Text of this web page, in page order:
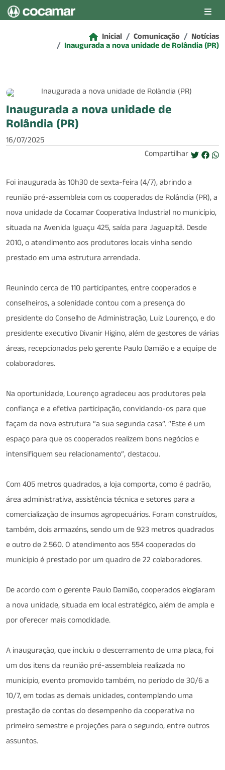
Inicial Comunicação Notícias
Inaugurada a nova unidade de Rolândia (PR)
Inaugurada a nova unidade de
Rolândia (PR)
16/07/2025
Compartilhar
Foi inaugurada às 10h30 de sexta-feira (4/7), abrindo a
reunião pré-assembleia com os cooperados de Rolândia (PR), a
nova unidade da Cocamar Cooperativa Industrial no município,
situada na Avenida Iguaçu 425, saída para Jaguapitã. Desde
2010, o atendimento aos produtores locais vinha sendo
prestado em uma estrutura arrendada.
Reunindo cerca de 110 participantes, entre cooperados e
conselheiros, a solenidade contou com a presença do
presidente do Conselho de Administração, Luiz Lourenço, e do
presidente executivo Divanir Higino, além de gestores de várias
áreas, recepcionados pelo gerente Paulo Damião e a equipe de
colaboradores.
Na oportunidade, Lourenço agradeceu aos produtores pela
confiança e a efetiva participação, convidando-os para que
façam da nova estrutura “a sua segunda casa”. “Este é um
espaço para que os cooperados realizem bons negócios e
intensifiquem seu relacionamento”, destacou.
Com 405 metros quadrados, a loja comporta, como é padrão,
área administrativa, assistência técnica e setores para a
comercialização de insumos agropecuários. Foram construídos,
também, dois armazéns, sendo um de 923 metros quadrados
e outro de 2.560. O atendimento aos 554 cooperados do
município é prestado por um quadro de 22 colaboradores.
De acordo com o gerente Paulo Damião, cooperados elogiaram
a nova unidade, situada em local estratégico, além de ampla e
por oferecer mais comodidade.
A inauguração, que incluiu o descerramento de uma placa, foi
um dos itens da reunião pré-assembleia realizada no
município, evento promovido também, no período de 30/6 a
10/7, em todas as demais unidades, contemplando uma
prestação de contas do desempenho da cooperativa no
primeiro semestre e projeções para o segundo, entre outros
assuntos.